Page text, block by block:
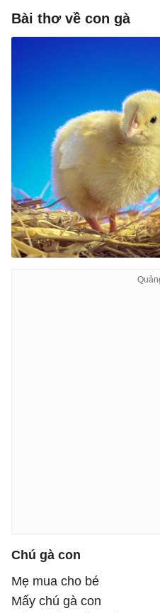
Bài thơ về con gà
Chú gà con
Mẹ mua cho bé
Mấy chú gà con